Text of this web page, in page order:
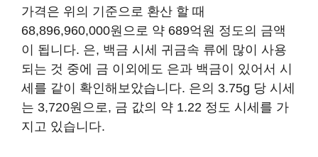
가격은 위의 기준으로 환산 할 때
68,896,960,000원으로 약 689억원 정도의 금액
이 됩니다. 은, 백금 시세 귀금속 류에 많이 사용
되는 것 중에 금 이외에도 은과 백금이 있어서 시
세를 같이 확인해보았습니다. 은의 3.75g 당 시세
는 3,720원으로, 금 값의 약 1.22 정도 시세를 가
지고 있습니다.